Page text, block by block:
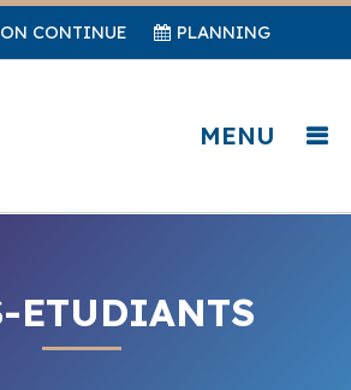
CONTINUE PLANNING
MENU
ETUDIANTS